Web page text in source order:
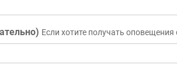
Если хотите получать